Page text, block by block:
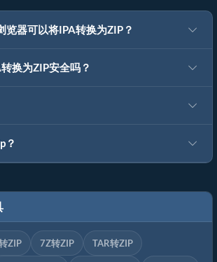
览器可以将IPA转换为ZIP？
换为ZIP安全吗？
？
ZIP 7Z转ZIP TAR转ZIP